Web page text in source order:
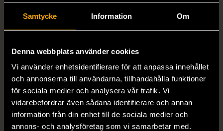
Samtycke Information Om
Denna webbplats använder cookies
Vi använder enhetsidentifierare för att anpassa innehållet
och annonserna till användarna, tillhandahålla funktioner
för sociala medier och analysera vår trafik. Vi
vidarebefordrar även sådana identifierare och annan
information från din enhet till de sociala medier och
annons- och analysföretag som vi samarbetar med.
Vit topp med
spetsdetaljer
Nytt skick
Remake - tunn rock i
Nytt skick
890 kr